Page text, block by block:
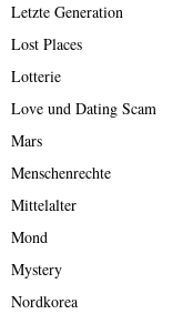
Letzte Generation
Lost Places
Lotterie
Love und Dating Scam
Mars
Menschenrechte
Mittelalter
Mond
Mystery
Nordkorea